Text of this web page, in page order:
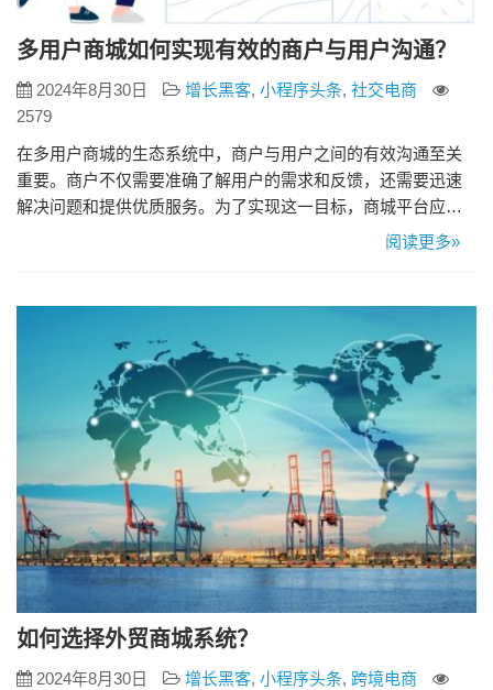
多用户商城如何实现有效的商户与用户沟通？
2024年8月30日 增长黑客, 小程序头条, 社交电商
2579
在多用户商城的生态系统中，商户与用户之间的有效沟通至关
重要。商户不仅需要准确了解用户的需求和反馈，还需要迅速
解决问题和提供优质服务。为了实现这一目标，商城平台应采
取一系列措施，以确保商户与用户之间的沟通畅通无阻。本文
评估和反馈等方面进行详细阐述。 一、建立清晰的沟通渠道 多
用户商城应为商户与…
阅读更多»
如何选择外贸商城系统？
2024年8月30日 增长黑客, 小程序头条, 跨境电商